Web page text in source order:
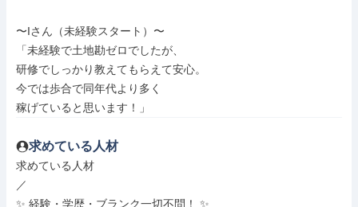
〜Iさん（未経験スタート）〜
「未経験で土地勘ゼロでしたが、
研修でしっかり教えてもらえて安心。
今では歩合で同年代より多く
稼げていると思います！」
求めている人材
求めている人材
／
✨ 経験・学歴・ブランク一切不問！ ✨